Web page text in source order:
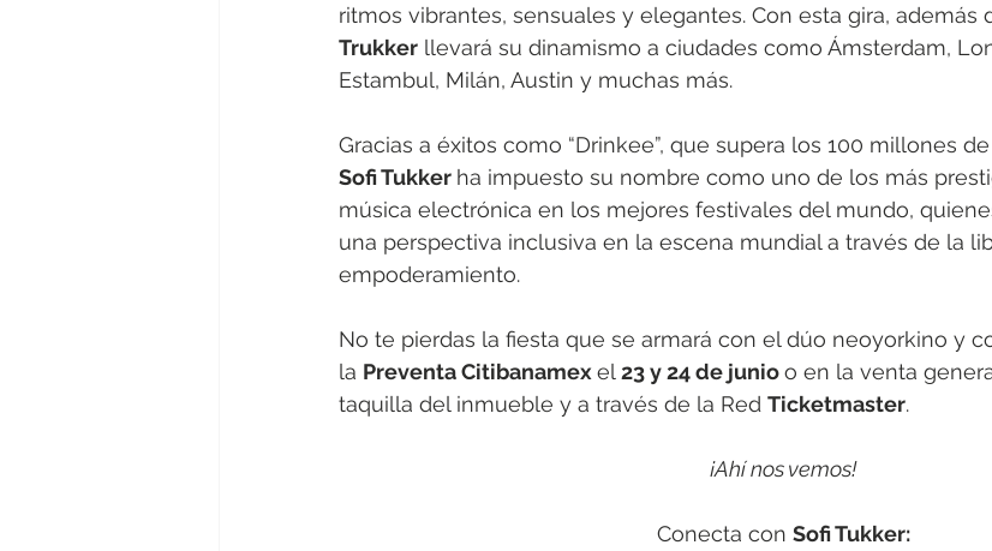
ritmos vibrantes, sensuales y elegantes. Con esta gira, además
Trukker llevará su dinamismo a ciudades como Ámsterdam,
Estambul, Milán, Austin y muchas más.
Gracias a éxitos como “Drinkee”, que supera los 100 millones
Sofi Tukker ha impuesto su nombre como uno de los más
música electrónica en los mejores festivales del mundo,
una perspectiva inclusiva en la escena mundial a través de la
empoderamiento.
No te pierdas la fiesta que se armará con el dúo neoyorkino y
la Preventa Citibanamex el 23 y 24 de junio o en la venta
taquilla del inmueble y a través de la Red Ticketmaster.
¡Ahí nos vemos!
Conecta con Sofi Tukker: